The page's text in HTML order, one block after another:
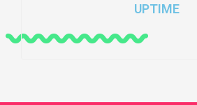
UPTIME